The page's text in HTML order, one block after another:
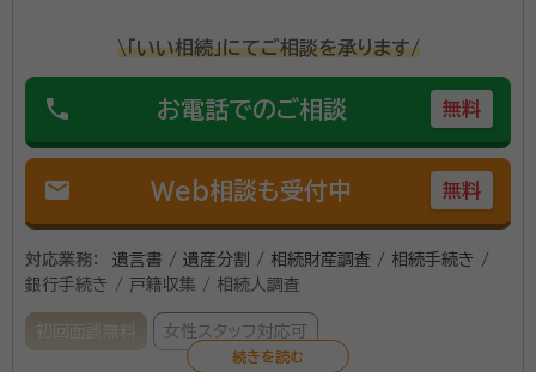
\「いい相続」にてご相談を承ります/
phone お電話でのご相談 無料
mail Web相談も受付中 無料
対応業務：
遺言書 / 遺産分割 / 相続財産調査 / 相続手続き /
銀行手続き / 戸籍収集 / 相続人調査
初回面談無料 女性スタッフ対応可